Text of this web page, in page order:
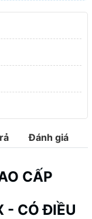
Đánh giá
CẤP
- CÓ ĐIỀU